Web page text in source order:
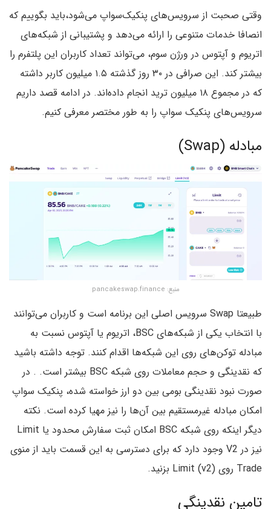
وقتی صحبت از سرویس‌های پنکیک‌سواپ می‌شود،‌باید بگوییم که
انصافا خدمات متنوعی را ارائه می‌دهد و پشتیبانی از شبکه‌‌های
اتریوم و آپتوس در ورژن سوم، می‌تواند تعداد کاربران این پلتفرم را
بیشتر کند. این صرافی در ۳۰ روز گذشته ۱.۵ میلیون کاربر داشته
که در مجموع ۱۸ میلیون ترید انجام داده‌اند. در ادامه قصد داریم
سرویس‌های پنکیک سواپ را به طور مختصر معرفی کنیم.
مبادله (Swap)
منبع: pancakeswap.finance
طبیعتا Swap سرویس اصلی این برنامه است و کاربران می‌توانند
با انتخاب یکی از شبکه‌های BSC،‌ اتریوم یا آپتوس نسبت به
مبادله توکن‌های روی این شبکه‌ها اقدام کنند. توجه داشته باشید
که نقدینگی و حجم معاملات روی شبکه BSC بیشتر است. . در
صورت نبود نقدینگی بومی بین دو ارز خواسته شده، پنکیک سواپ
امکان مبادله غیرمستقیم بین آن‌ها را نیز مهیا کرده است. نکته
دیگر اینکه روی شبکه BSC امکان ثبت سفارش محدود یا Limit
نیز در V2 وجود دارد که برای دسترسی به این قسمت باید از منوی
Trade روی Limit (v2) بزنید.
تامین نقدینگی